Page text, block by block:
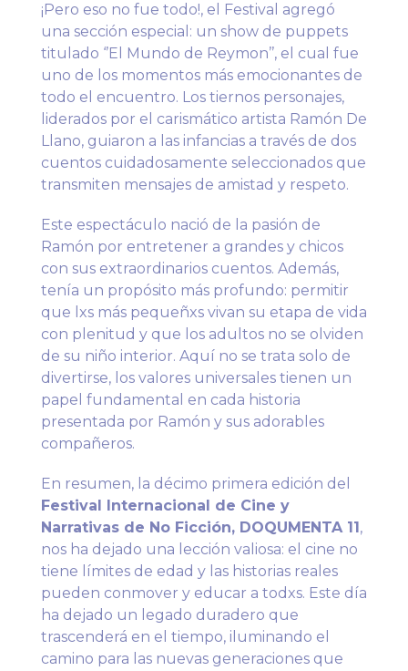
¡Pero eso no fue todo!, el Festival agregó
una sección especial: un show de puppets
titulado ‘’El Mundo de Reymon’’, el cual fue
uno de los momentos más emocionantes de
todo el encuentro. Los tiernos personajes,
liderados por el carismático artista Ramón De
Llano, guiaron a las infancias a través de dos
cuentos cuidadosamente seleccionados que
transmiten mensajes de amistad y respeto.
Este espectáculo nació de la pasión de
Ramón por entretener a grandes y chicos
con sus extraordinarios cuentos. Además,
tenía un propósito más profundo: permitir
que lxs más pequeñxs vivan su etapa de vida
con plenitud y que los adultos no se olviden
de su niño interior. Aquí no se trata solo de
divertirse, los valores universales tienen un
papel fundamental en cada historia
presentada por Ramón y sus adorables
compañeros.
En resumen, la décimo primera edición del
Festival Internacional de Cine y
Narrativas de No Ficción, DOQUMENTA 11,
nos ha dejado una lección valiosa: el cine no
tiene límites de edad y las historias reales
pueden conmover y educar a todxs. Este día
ha dejado un legado duradero que
trascenderá en el tiempo, iluminando el
camino para las nuevas generaciones que